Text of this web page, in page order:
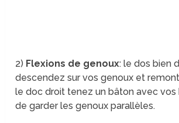
2) Flexions de genoux: le dos bien
descendez sur vos genoux et
le doc droit tenez un bâton avec vos
de garder les genoux parallèles.